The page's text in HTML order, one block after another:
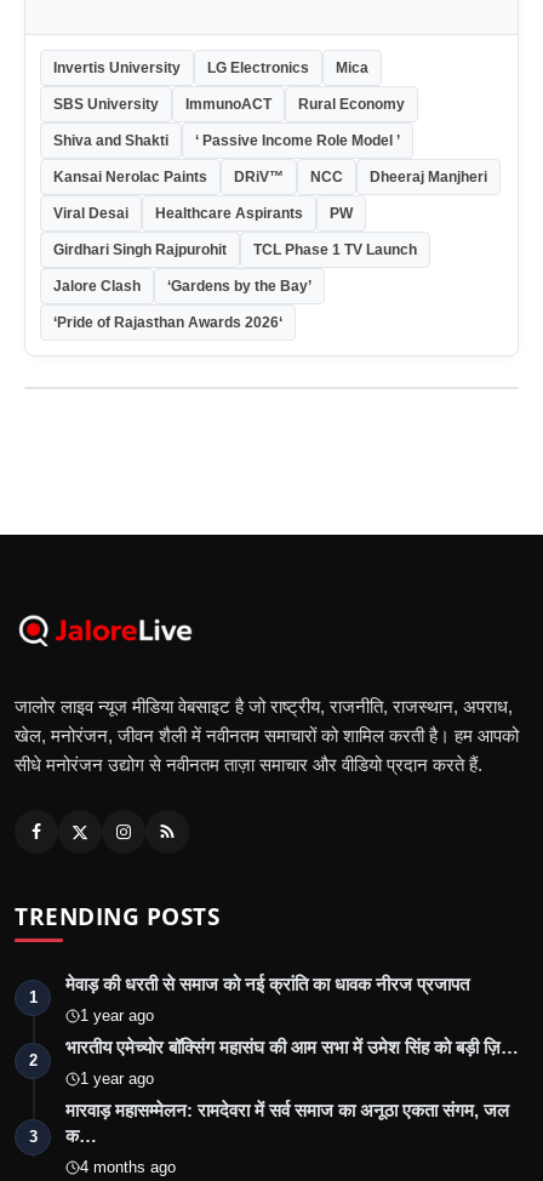
Invertis University LG Electronics Mica
SBS University ImmunoACT Rural Economy
Shiva and Shakti ‘ Passive Income Role Model ’
Kansai Nerolac Paints DRiV™ NCC Dheeraj Manjheri
Viral Desai Healthcare Aspirants PW
Girdhari Singh Rajpurohit TCL Phase 1 TV Launch
Jalore Clash ‘Gardens by the Bay’
‘Pride of Rajasthan Awards 2026‘
जालोर लाइव न्यूज मीडिया वेबसाइट है जो राष्ट्रीय, राजनीति, राजस्थान, अपराध,
खेल, मनोरंजन, जीवन शैली में नवीनतम समाचारों को शामिल करती है। हम आपको
सीधे मनोरंजन उद्योग से नवीनतम ताज़ा समाचार और वीडियो प्रदान करते हैं.
TRENDING POSTS
1
मेवाड़ की धरती से समाज को नई क्रांति का धावक नीरज प्रजापत
1 year ago
2
भारतीय एमेच्योर बॉक्सिंग महासंघ की आम सभा में उमेश सिंह को बड़ी ज़ि…
1 year ago
3
मारवाड़ महासम्मेलन: रामदेवरा में सर्व समाज का अनूठा एकता संगम, जल
क…
4 months ago